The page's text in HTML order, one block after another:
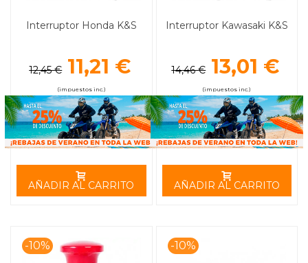
Interruptor Honda K&S
12,45 € 11,21 €
(impuestos inc.)
AÑADIR AL CARRITO
Interruptor Kawasaki K&S
14,46 € 13,01 €
(impuestos inc.)
AÑADIR AL CARRITO
-10% -10%